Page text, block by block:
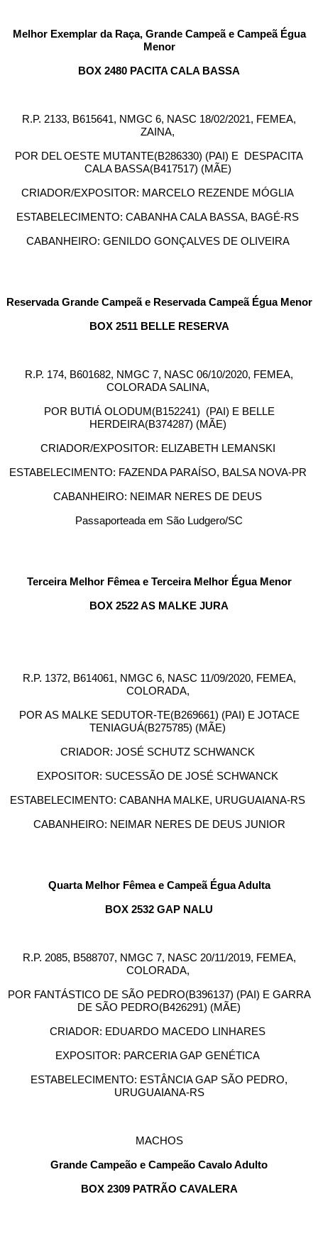
Melhor Exemplar da Raça, Grande Campeã e Campeã Égua
Menor
BOX 2480 PACITA CALA BASSA
R.P. 2133, B615641, NMGC 6, NASC 18/02/2021, FEMEA,
ZAINA,
POR DEL OESTE MUTANTE(B286330) (PAI) E DESPACITA
CALA BASSA(B417517) (MÃE)
CRIADOR/EXPOSITOR: MARCELO REZENDE MÓGLIA
ESTABELECIMENTO: CABANHA CALA BASSA, BAGÉ-RS
CABANHEIRO: GENILDO GONÇALVES DE OLIVEIRA
Reservada Grande Campeã e Reservada Campeã Égua Menor
BOX 2511 BELLE RESERVA
R.P. 174, B601682, NMGC 7, NASC 06/10/2020, FEMEA,
COLORADA SALINA,
POR BUTIÁ OLODUM(B152241) (PAI) E BELLE
HERDEIRA(B374287) (MÃE)
CRIADOR/EXPOSITOR: ELIZABETH LEMANSKI
ESTABELECIMENTO: FAZENDA PARAÍSO, BALSA NOVA-PR
CABANHEIRO: NEIMAR NERES DE DEUS
Passaporteada em São Ludgero/SC
Terceira Melhor Fêmea e Terceira Melhor Égua Menor
BOX 2522 AS MALKE JURA
R.P. 1372, B614061, NMGC 6, NASC 11/09/2020, FEMEA,
COLORADA,
POR AS MALKE SEDUTOR-TE(B269661) (PAI) E JOTACE
TENIAGUÁ(B275785) (MÃE)
CRIADOR: JOSÉ SCHUTZ SCHWANCK
EXPOSITOR: SUCESSÃO DE JOSÉ SCHWANCK
ESTABELECIMENTO: CABANHA MALKE, URUGUAIANA-RS
CABANHEIRO: NEIMAR NERES DE DEUS JUNIOR
Quarta Melhor Fêmea e Campeã Égua Adulta
BOX 2532 GAP NALU
R.P. 2085, B588707, NMGC 7, NASC 20/11/2019, FEMEA,
COLORADA,
POR FANTÁSTICO DE SÃO PEDRO(B396137) (PAI) E GARRA
DE SÃO PEDRO(B426291) (MÃE)
CRIADOR: EDUARDO MACEDO LINHARES
EXPOSITOR: PARCERIA GAP GENÉTICA
ESTABELECIMENTO: ESTÂNCIA GAP SÃO PEDRO,
URUGUAIANA-RS
MACHOS
Grande Campeão e Campeão Cavalo Adulto
BOX 2309 PATRÃO CAVALERA